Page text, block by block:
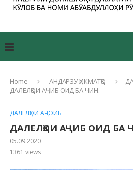
Home АНДАРЗУ ҲИКМАТҲО
ДАЛЕЛҲОИ АҶИБ ОИД БА ЧИН.
ДАЛЕЛҲОИ АҶОИБ
ДАЛЕЛҲОИ АҶИБ ОИД БА
05.09.2020
1361 views